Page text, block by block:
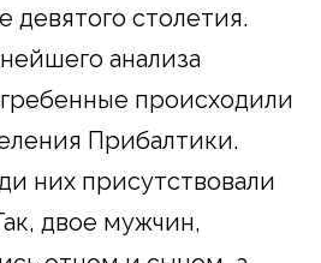
девятого столетия.
анализа
происходили
Прибалтики.
них присутствовали
двое мужчин,